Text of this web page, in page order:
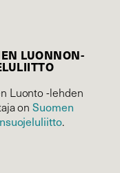
LUONNON­
Luonto -lehden
onSuomen
.